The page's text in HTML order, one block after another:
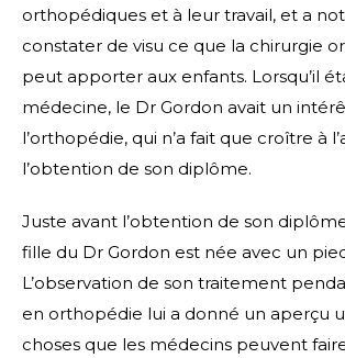
orthopédiques et à leur travail, et a
constater de visu ce que la chirurgie
peut apporter aux enfants. Lorsqu’il
médecine, le Dr Gordon avait un
l’orthopédie, qui n’a fait que croître à
l’obtention de son diplôme.
Juste avant l’obtention de son
fille du Dr Gordon est née avec un
L’observation de son traitement
en orthopédie lui a donné un aperçu
choses que les médecins peuvent